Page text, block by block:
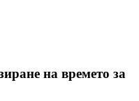
на времето за